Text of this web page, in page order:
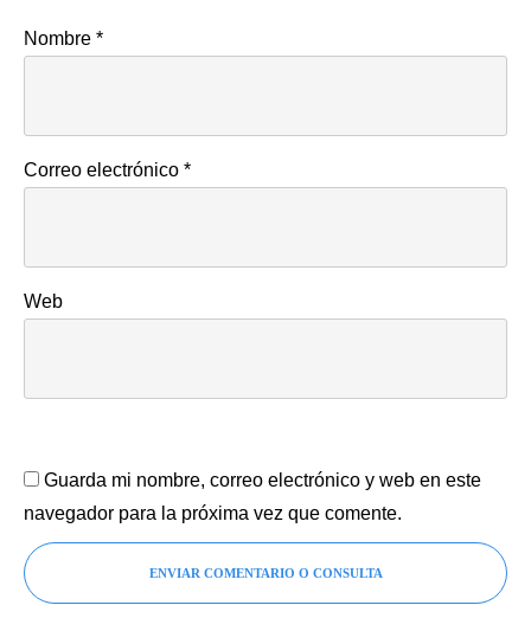
Nombre *
Correo electrónico *
Web
Guarda mi nombre, correo electrónico y web en este
navegador para la próxima vez que comente.
ENVIAR COMENTARIO O CONSULTA